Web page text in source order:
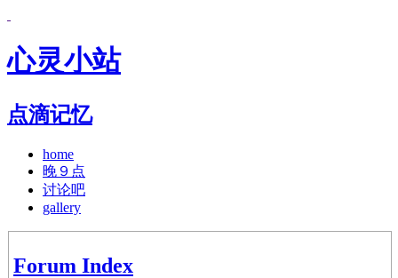
心灵小站
点滴记忆
home
晚９点
讨论吧
gallery
Forum Index